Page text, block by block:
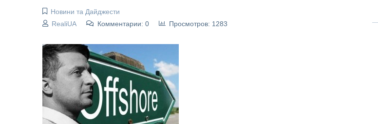
Новини та Дайджести
RealiUA
Комментарии: 0 Просмотров: 1283